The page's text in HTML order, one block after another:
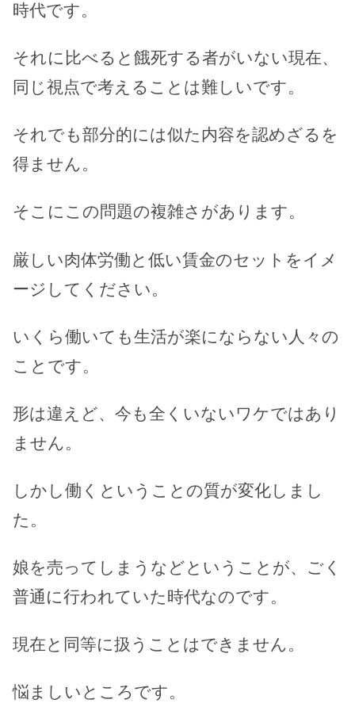
時代です。
それに比べると餓死する者がいない現在、
同じ視点で考えることは難しいです。
それでも部分的には似た内容を認めざるを
得ません。
そこにこの問題の複雑さがあります。
厳しい肉体労働と低い賃金のセットをイメ
ージしてください。
いくら働いても生活が楽にならない人々の
ことです。
形は違えど、今も全くいないワケではあり
ません。
しかし働くということの質が変化しまし
た。
娘を売ってしまうなどということが、ごく
普通に行われていた時代なのです。
現在と同等に扱うことはできません。
悩ましいところです。